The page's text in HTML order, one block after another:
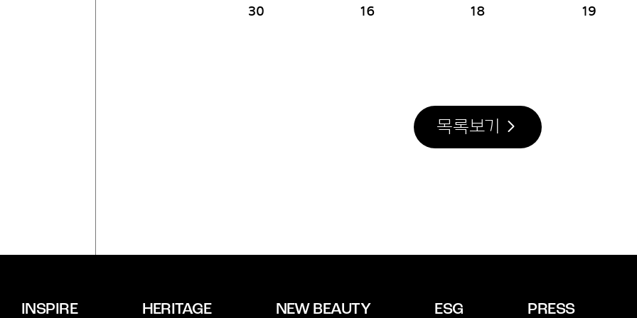
30 16 18 19
목록보기
HERITAGE
INSPIRE ESG PRESS
NEW BEAUTY